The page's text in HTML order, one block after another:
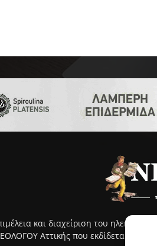
και διαχείριση του
Αττικής που εκδίδεται από